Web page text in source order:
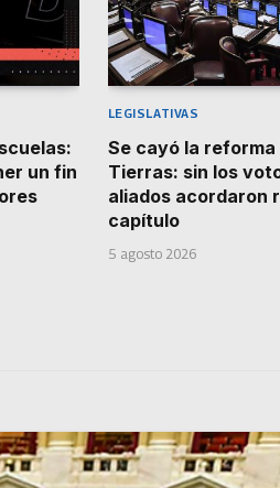
un fin
LEGISLATIVAS
Se cayó la reforma
Tierras: sin los
aliados acordaron
capítulo
5 agosto 2026